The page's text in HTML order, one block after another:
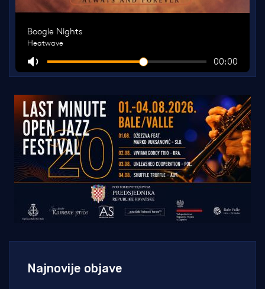
Najnovije objave